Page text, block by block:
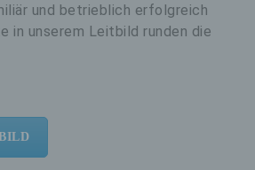
und betrieblich erfolgreich
in unserem Leitbild runden die